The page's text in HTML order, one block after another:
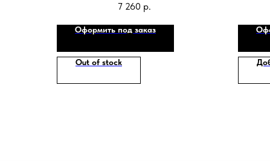
7 260 р.
Оформить под заказ
Out of stock